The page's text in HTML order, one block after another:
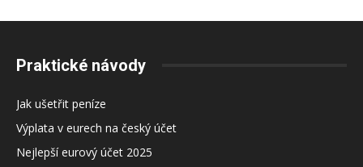
Praktické návody
Jak ušetřit peníze
Výplata v eurech na český účet
Nejlepší eurový účet 2025